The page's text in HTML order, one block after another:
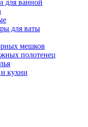
для ванной
для ваты
мешков
полотенец
кухни